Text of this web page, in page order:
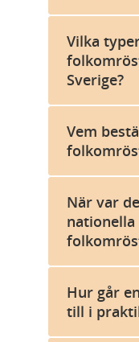
Vilka
Sverige?
Vem
När var
nationella
Hur går
till i